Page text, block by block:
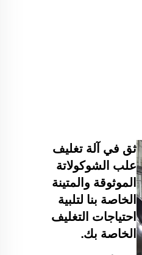
ثق في آلة تغليف
علب الشوكولاتة
الموثوقة والمتينة
الخاصة بنا لتلبية
احتياجات التغليف
الخاصة بك.